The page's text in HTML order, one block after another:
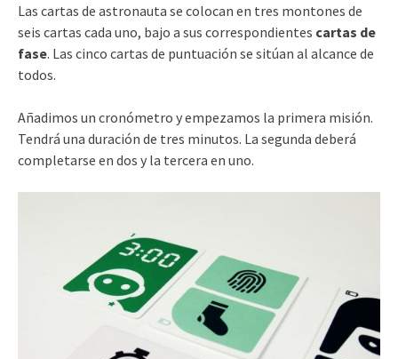
Las cartas de astronauta se colocan en tres montones de
seis cartas cada uno, bajo a sus correspondientes cartas de
fase. Las cinco cartas de puntuación se sitúan al alcance de
todos.
Añadimos un cronómetro y empezamos la primera misión.
Tendrá una duración de tres minutos. La segunda deberá
completarse en dos y la tercera en uno.